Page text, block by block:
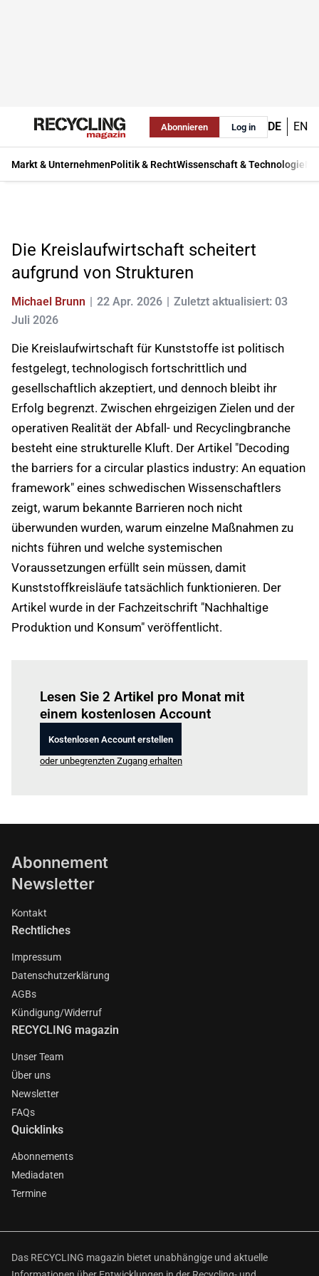
Abonnieren Log in DE EN
Markt & UnternehmenPolitik & RechtWissenschaft & Technologie
Die Kreislaufwirtschaft scheitert
aufgrund von Strukturen
Michael Brunn 22 Apr. 2026
Zuletzt aktualisiert: 03
Juli 2026
Die Kreislaufwirtschaft für Kunststoffe ist politisch
festgelegt, technologisch fortschrittlich und
gesellschaftlich akzeptiert, und dennoch bleibt ihr
Erfolg begrenzt. Zwischen ehrgeizigen Zielen und der
operativen Realität der Abfall- und Recyclingbranche
besteht eine strukturelle Kluft. Der Artikel "Decoding
the barriers for a circular plastics industry: An equation
framework" eines schwedischen Wissenschaftlers
zeigt, warum bekannte Barrieren noch nicht
überwunden wurden, warum einzelne Maßnahmen zu
nichts führen und welche systemischen
Voraussetzungen erfüllt sein müssen, damit
Kunststoffkreisläufe tatsächlich funktionieren. Der
Artikel wurde in der Fachzeitschrift "Nachhaltige
Produktion und Konsum" veröffentlicht.
Lesen Sie 2 Artikel pro Monat mit
einem kostenlosen Account
Kostenlosen Account erstellen
oder unbegrenzten Zugang erhalten
Abonnement
Newsletter
Kontakt
Rechtliches
Impressum
Datenschutzerklärung
AGBs
Kündigung/Widerruf
RECYCLING magazin
Unser Team
Über uns
Newsletter
FAQs
Quicklinks
Abonnements
Mediadaten
Termine
Das RECYCLING magazin bietet unabhängige und aktuelle